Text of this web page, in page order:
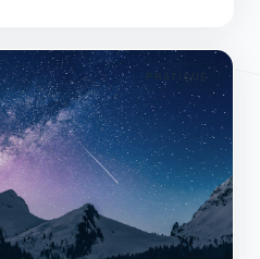
PRATIQUE